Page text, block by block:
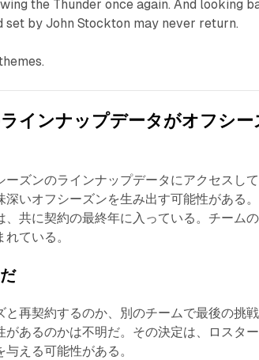
the Thunder once again. And looking
by John Stockton may never return.
インナップデータがオフシー
ズンのラインナップデータにアクセスし
いオフシーズンを生み出す可能性がある
共に契約の最終年に入っている。チーム
ている。
再契約するのか、別のチームで最後の挑
あるのかは不明だ。その決定は、ロスタ
える可能性がある。